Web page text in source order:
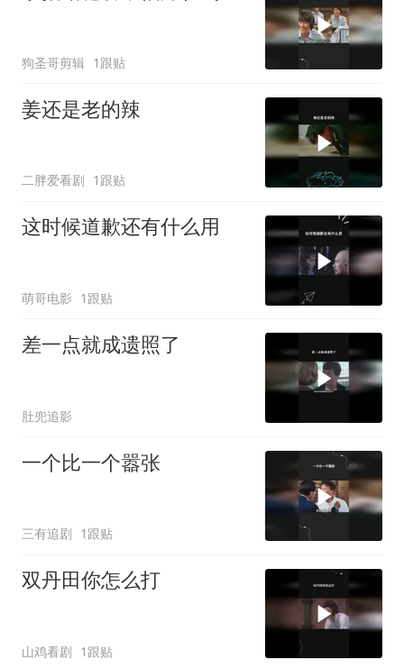
狗圣哥剪辑 1跟贴
姜还是老的辣
二胖爱看剧 1跟贴
这时候道歉还有什么用
萌哥电影 1跟贴
差一点就成遗照了
肚兜追影
一个比一个嚣张
三有追剧 1跟贴
双丹田你怎么打
山鸡看剧 1跟贴